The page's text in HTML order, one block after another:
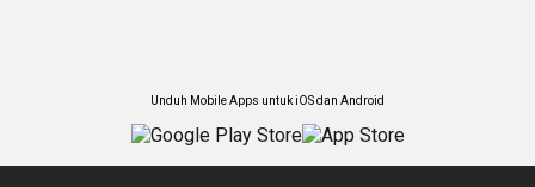
Unduh Mobile Apps untuk iOS dan Android